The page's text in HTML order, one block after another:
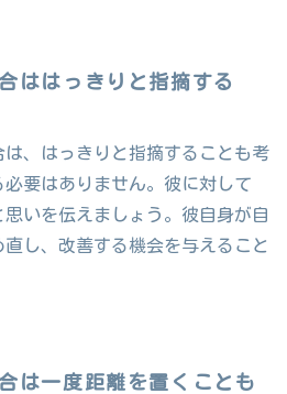
ははっきりと指摘する
、はっきりと指摘することも考
要はありません。彼に対して
思いを伝えましょう。彼自身が自
し、改善する機会を与えること
は一度距離を置くことも